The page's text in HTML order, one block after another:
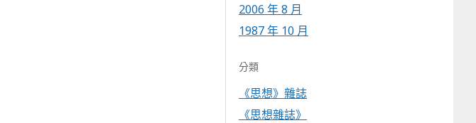
2006 年 8 月
1987 年 10 月
分類
《思想》雜誌
《思想雜誌》